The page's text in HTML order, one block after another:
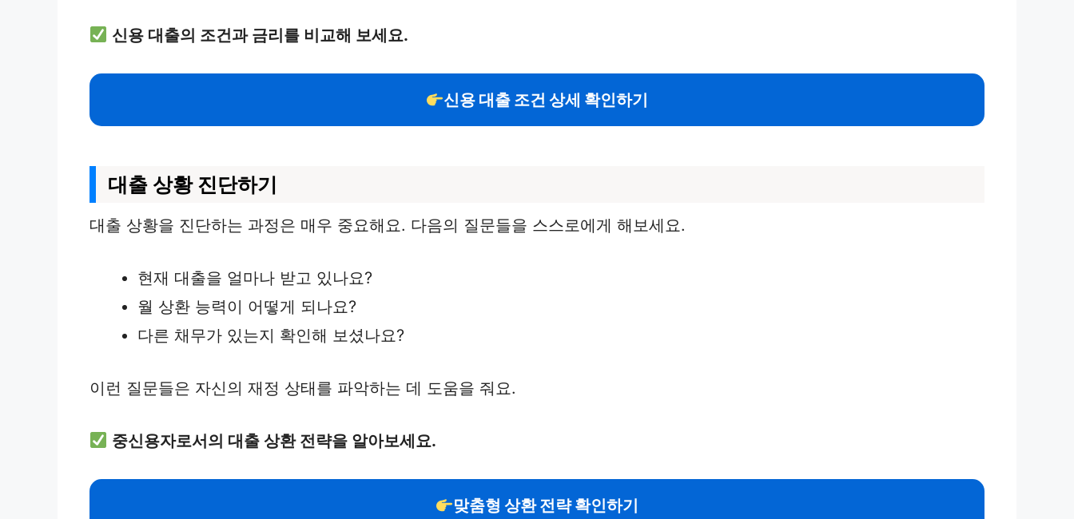
신용 대출의 조건과 금리를 비교해 보세요.
신용 대출 조건 상세 확인하기
대출 상황 진단하기
대출 상황을 진단하는 과정은 매우 중요해요. 다음의 질문들을 스스로에게 해보세요.
현재 대출을 얼마나 받고 있나요?
월 상환 능력이 어떻게 되나요?
다른 채무가 있는지 확인해 보셨나요?
이런 질문들은 자신의 재정 상태를 파악하는 데 도움을 줘요.
중신용자로서의 대출 상환 전략을 알아보세요.
맞춤형 상환 전략 확인하기